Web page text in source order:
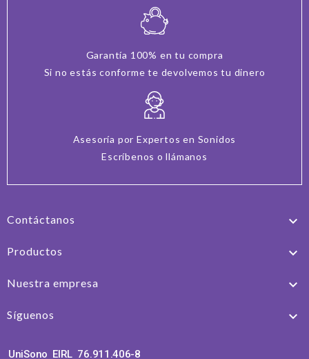
Garantía 100% en tu compra
Si no estás conforme te devolvemos tu dinero
Asesoría por Expertos en Sonidos
Escríbenos o llámanos
Contáctanos 
Productos 
Nuestra empresa 
Síguenos 
UniSono EIRL 76.911.406-8